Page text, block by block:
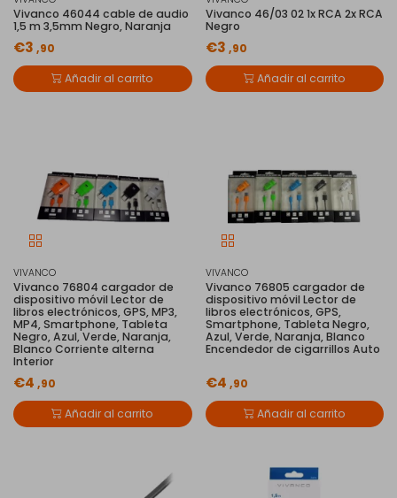
Vivanco 46044 cable de audio
1,5 m 3,5mm Negro, Naranja
€3 ,90
Añadir al carrito
Vivanco 46/03 02 1x RCA 2x RCA
Negro
€3 ,90
Añadir al carrito
VIVANCO
Vivanco 76804 cargador de
dispositivo móvil Lector de
libros electrónicos, GPS, MP3,
MP4, Smartphone, Tableta
Negro, Azul, Verde, Naranja,
Blanco Corriente alterna
Interior
€4 ,90
Añadir al carrito
VIVANCO
Vivanco 76805 cargador de
dispositivo móvil Lector de
libros electrónicos, GPS,
Smartphone, Tableta Negro,
Azul, Verde, Naranja, Blanco
Encendedor de cigarrillos Auto
€4 ,90
Añadir al carrito